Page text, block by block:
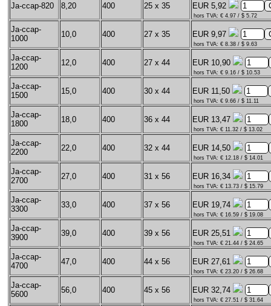
Ja-ccap-820 8,20 400 25 x 35 EUR 5,92
hors TVA: € 4.97 / $ 5.72
Ja-ccap-
1000
10,0 400 27 x 35 EUR 9,97
hors TVA: € 8.38 / $ 9.63
Ja-ccap-
1200
12,0 400 27 x 44 EUR 10,90
hors TVA: € 9.16 / $ 10.53
Ja-ccap-
1500
15,0 400 30 x 44 EUR 11,50
hors TVA: € 9.66 / $ 11.11
Ja-ccap-
1800
18,0 400 36 x 44 EUR 13,47
hors TVA: € 11.32 / $ 13.02
Ja-ccap-
2200
22,0 400 32 x 44 EUR 14,50
hors TVA: € 12.18 / $ 14.01
Ja-ccap-
2700
27,0 400 31 x 56 EUR 16,34
hors TVA: € 13.73 / $ 15.79
Ja-ccap-
3300
33,0 400 37 x 56 EUR 19,74
hors TVA: € 16.59 / $ 19.08
Ja-ccap-
3900
39,0 400 39 x 56 EUR 25,51
hors TVA: € 21.44 / $ 24.65
Ja-ccap-
4700
47,0 400 44 x 56 EUR 27,61
hors TVA: € 23.20 / $ 26.68
Ja-ccap-
5600
56,0 400 45 x 56 EUR 32,74
hors TVA: € 27.51 / $ 31.64